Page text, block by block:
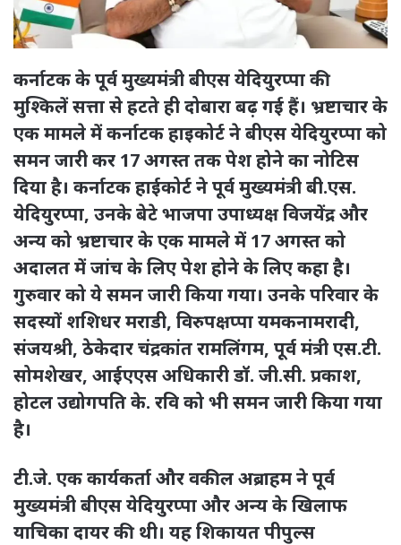
कर्नाटक के पूर्व मुख्यमंत्री बीएस येदियुरप्पा की
मुश्किलें सत्ता से हटते ही दोबारा बढ़ गई हैं। भ्रष्टाचार के
एक मामले में कर्नाटक हाइकोर्ट ने बीएस येदियुरप्पा को
समन जारी कर 17 अगस्त तक पेश होने का नोटिस
दिया है। कर्नाटक हाईकोर्ट ने पूर्व मुख्यमंत्री बी.एस.
येदियुरप्पा, उनके बेटे भाजपा उपाध्यक्ष विजयेंद्र और
अन्य को भ्रष्टाचार के एक मामले में 17 अगस्त को
अदालत में जांच के लिए पेश होने के लिए कहा है।
गुरुवार को ये समन जारी किया गया। उनके परिवार के
सदस्यों शशिधर मराडी, विरुपक्षप्पा यमकनामरादी,
संजयश्री, ठेकेदार चंद्रकांत रामलिंगम, पूर्व मंत्री एस.टी.
सोमशेखर, आईएएस अधिकारी डॉ. जी.सी. प्रकाश,
होटल उद्योगपति के. रवि को भी समन जारी किया गया
है।
टी.जे. एक कार्यकर्ता और वकील अब्राहम ने पूर्व
मुख्यमंत्री बीएस येदियुरप्पा और अन्य के खिलाफ
याचिका दायर की थी। यह शिकायत पीपुल्स